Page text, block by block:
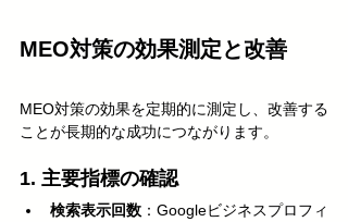
MEO対策の効果測定と改善
MEO対策の効果を定期的に測定し、改善する
ことが長期的な成功につながります。
1. 主要指標の確認
検索表示回数 ：Googleビジネスプロフィ